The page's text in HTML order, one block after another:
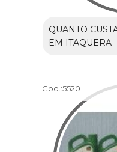
QUANTO
EM ITAQUERA
Cod.:5520